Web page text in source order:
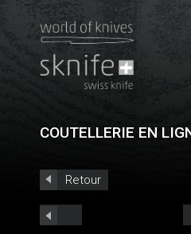
COUTELLERIE EN
Retour